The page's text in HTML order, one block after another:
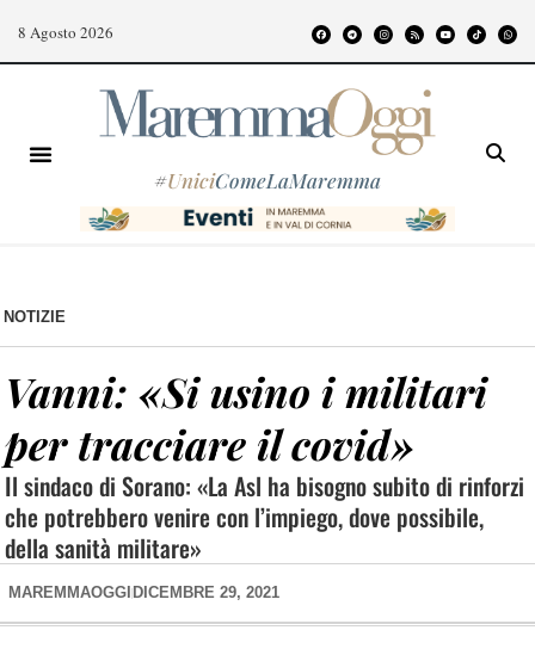
8 Agosto 2026
#UniciComeLaMaremma
NOTIZIE
Vanni: «Si usino i militari
per tracciare il covid»
Il sindaco di Sorano: «La Asl ha bisogno subito di rinforzi
che potrebbero venire con l’impiego, dove possibile,
della sanità militare»
MAREMMAOGGI DICEMBRE 29, 2021